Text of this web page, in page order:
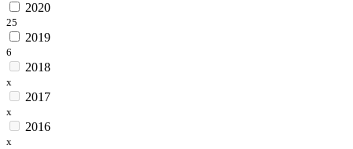
2020
25
2019
6
2018
x
2017
x
2016
x